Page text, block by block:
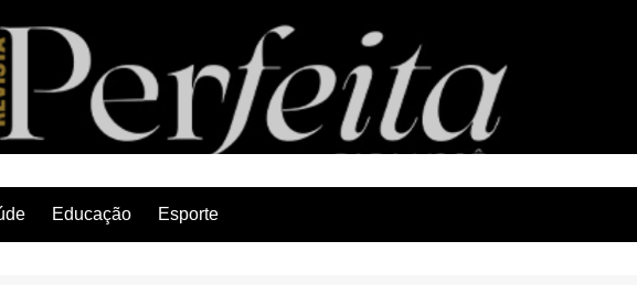
Revista Perfeita
Educação Esporte